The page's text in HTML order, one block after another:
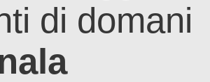
di domani